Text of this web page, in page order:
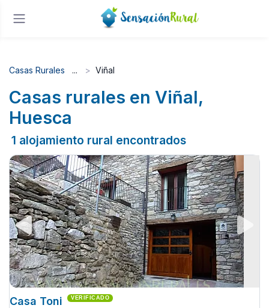
Casas Rurales Viñal
Casas rurales en Viñal,
Huesca
1 alojamiento rural encontrados
Casa Toni VERIFICADO